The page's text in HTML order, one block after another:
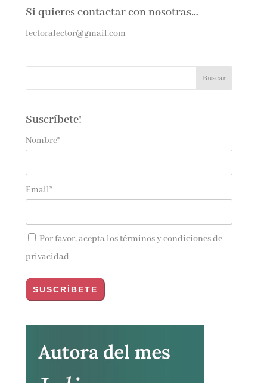
Si quieres contactar con nosotras…
lectoralector@gmail.com
Suscríbete!
Nombre*
Email*
Por favor, acepta lostérminos y condiciones de
privacidad